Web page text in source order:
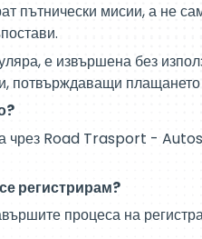
пътнически мисии, а не
е извършена без
потвърждаващи плащането
чрез Road Trasport -
регистрирам?
процеса на